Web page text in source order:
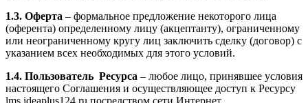
1.3. Оферта – формальное предложение некоторого лица
(оферента) определенному лицу (акцептанту), ограниченному
или неограниченному кругу лиц заключить сделку (договор) с
указанием всех необходимых для этого условий.
1.4. Пользователь Ресурса – любое лицо, принявшее условия
настоящего Соглашения и осуществляющее доступ к Ресурсу